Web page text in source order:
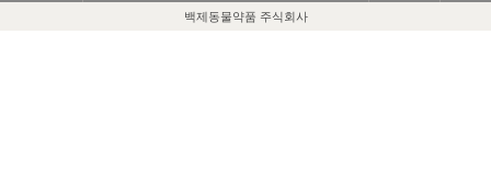
백제동물약품 주식회사